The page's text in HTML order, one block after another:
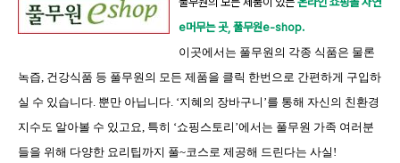
e머무는 곳, 풀무원e-shop.
이곳에서는 풀무원의 각종 식품은 물론
녹즙, 건강식품 등 풀무원의 모든 제품을 클릭 한번으로 간편하게 구입하
실 수 있습니다. 뿐만 아닙니다. ‘지혜의 장바구니’를 통해 자신의 친환경
지수도 알아볼 수 있고요, 특히 ‘쇼핑스토리’에서는 풀무원 가족 여러분
들을 위해 다양한 요리팁까지 풀~코스로 제공해 드린다는 사실 !